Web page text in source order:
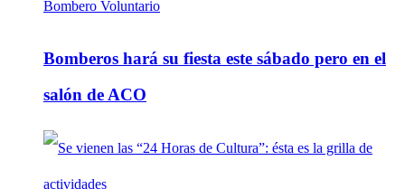
Bomberos hará su fiesta este sábado pero en el
salón de ACO